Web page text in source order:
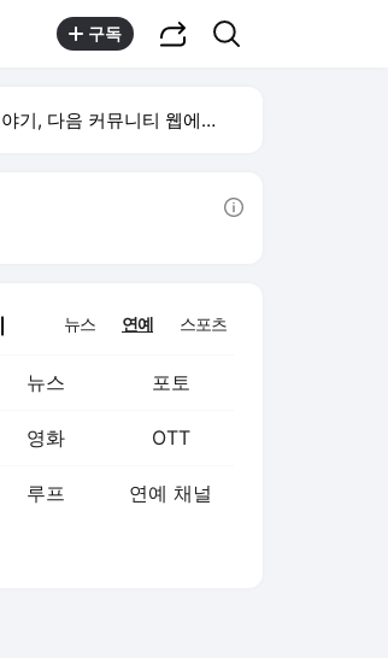
구독
, 다음 커뮤니티 웹에서 보기
뉴스 연예 스포츠
뉴스 포토
영화 OTT
루프 연예 채널